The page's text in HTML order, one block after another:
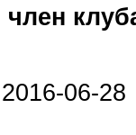
06-28